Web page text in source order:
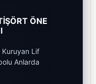
ÖNE
Kuruyan Lif
Anlarda